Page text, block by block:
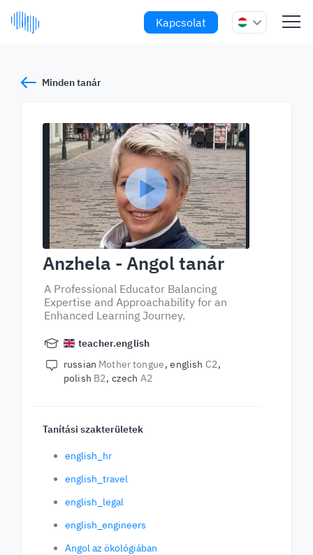
Kapcsolat
Minden tanár
Anzhela - Angol tanár
A Professional Educator Balancing
Expertise and Approachability for an
Enhanced Learning Journey.
teacher.english
russian Mother tongue english C2
polish B2 czech A2
Tanítási szakterületek
english_hr
english_travel
english_legal
english_engineers
Angol az ökológiában